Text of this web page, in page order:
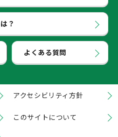
？
よくある質問
アクセシビリティ方針
このサイトについて